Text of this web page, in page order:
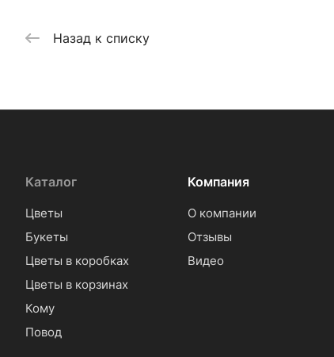
Назад к списку
Каталог
Цветы
Букеты
Цветы в коробках
Цветы в корзинах
Кому
Повод
Компания
О компании
Отзывы
Видео